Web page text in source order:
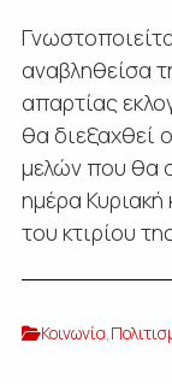
αναβληθείσα
απαρτίας
θα διεξαχθεί
μελών που θα
ημέρα
του κτιρίου
Κοινωνία,